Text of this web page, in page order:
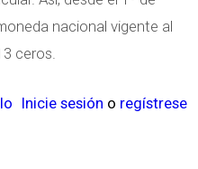
nacional vigente al
ceros.
Inicie sesión o regístrese